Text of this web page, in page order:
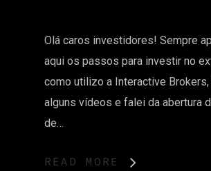
Olá caros investidores! Sempre
aqui os passos para investir no
como utilizo a Interactive Brokers,
alguns vídeos e falei da abertura
de…
READ MORE